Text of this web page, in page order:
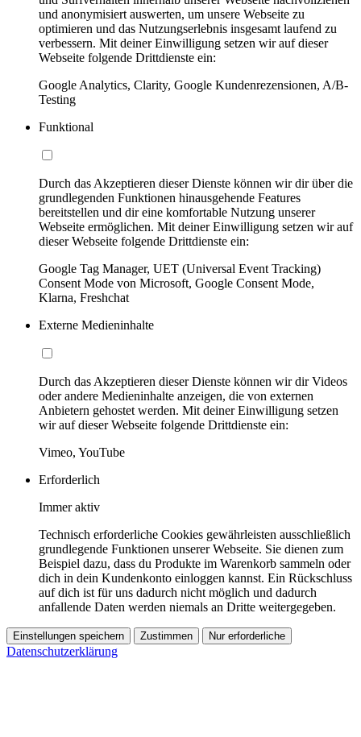
und anonymisiert auswerten, um unsere Webseite zu
optimieren und das Nutzungserlebnis insgesamt laufend zu
verbessern. Mit deiner Einwilligung setzen wir auf dieser
Webseite folgende Drittdienste ein:
Google Analytics, Clarity, Google Kundenrezensionen, A/B-
Testing
Funktional
Durch das Akzeptieren dieser Dienste können wir dir über die
grundlegenden Funktionen hinausgehende Features
bereitstellen und dir eine komfortable Nutzung unserer
Webseite ermöglichen. Mit deiner Einwilligung setzen wir auf
dieser Webseite folgende Drittdienste ein:
Google Tag Manager, UET (Universal Event Tracking)
Consent Mode von Microsoft, Google Consent Mode,
Klarna, Freshchat
Externe Medieninhalte
Durch das Akzeptieren dieser Dienste können wir dir Videos
oder andere Medieninhalte anzeigen, die von externen
Anbietern gehostet werden. Mit deiner Einwilligung setzen
wir auf dieser Webseite folgende Drittdienste ein:
Vimeo, YouTube
Erforderlich
Immer aktiv
Technisch erforderliche Cookies gewährleisten ausschließlich
grundlegende Funktionen unserer Webseite. Sie dienen zum
Beispiel dazu, dass du Produkte im Warenkorb sammeln oder
dich in dein Kundenkonto einloggen kannst. Ein Rückschluss
auf dich ist für uns dadurch nicht möglich und dadurch
anfallende Daten werden niemals an Dritte weitergegeben.
Einstellungen speichern Zustimmen Nur erforderliche
Datenschutzerklärung